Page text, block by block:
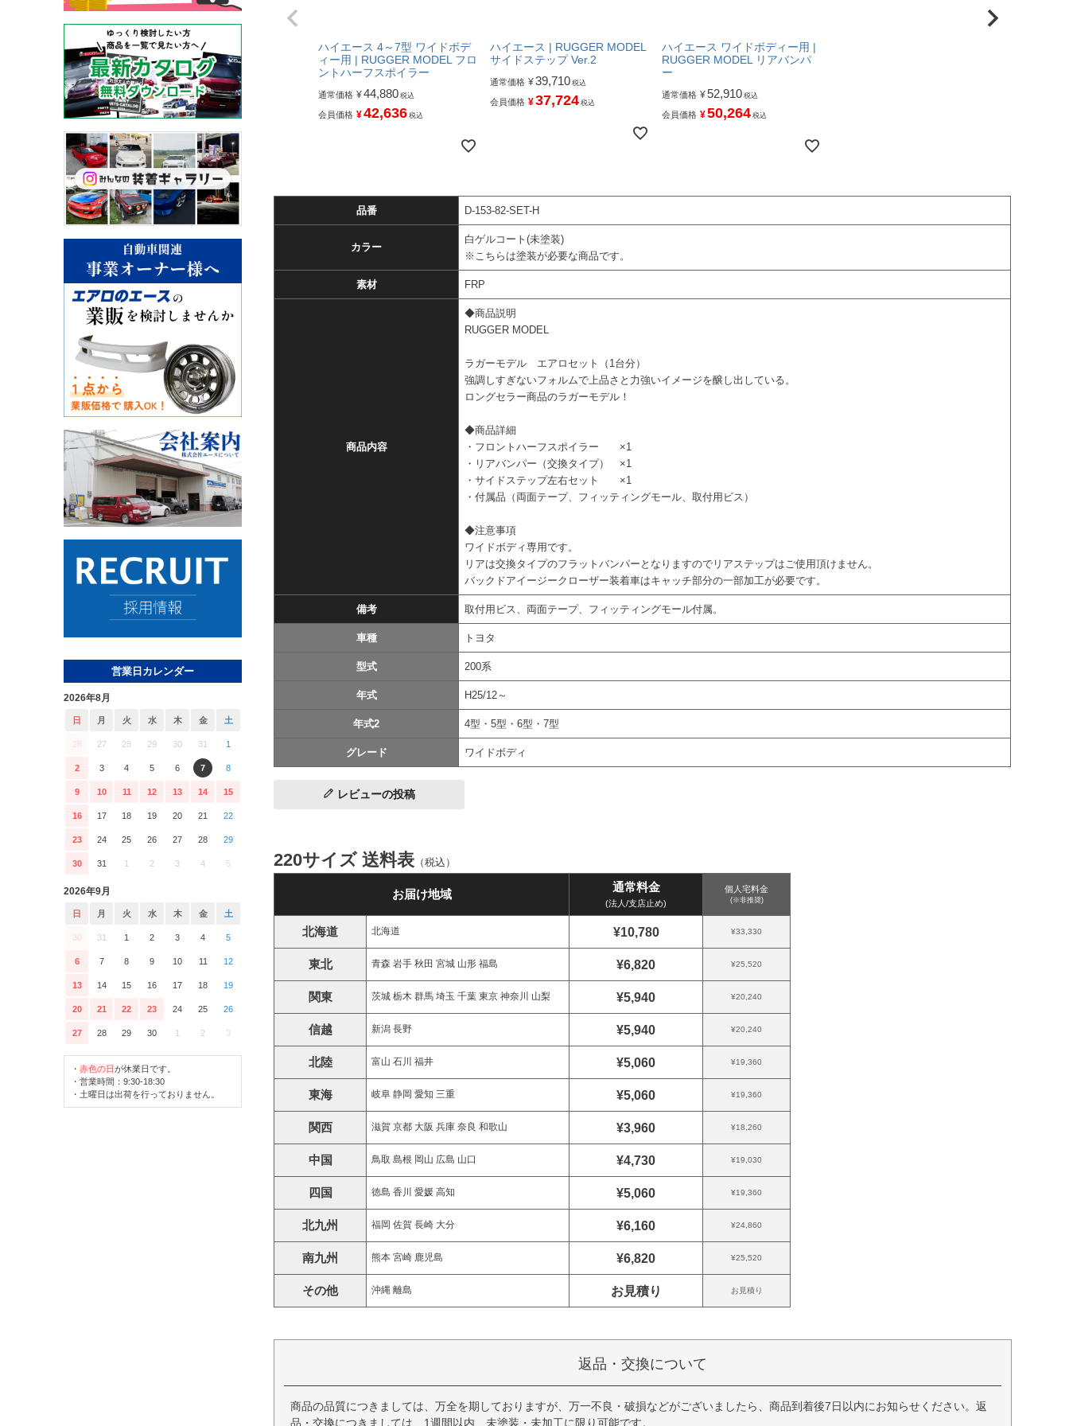
営業日カレンダー
2026年8月
日 月 火 水 木 金 土
26 27 28 29 30 31 1
2 3 4 5 6 7 8
9 10 11 12 13 14 15
16 17 18 19 20 21 22
23 24 25 26 27 28 29
30 31 1 2 3 4 5
2026年9月
日 月 火 水 木 金 土
30 31 1 2 3 4 5
6 7 8 9 10 11 12
13 14 15 16 17 18 19
20 21 22 23 24 25 26
27 28 29 30 1 2 3
・ 赤色の日が休業日です。
・営業時間：9:30-18:30
・土曜日は出荷を行っておりません。
ハイエース 4～7型 ワイドボデ
ィー用 | RUGGER MODEL フロ
ントハーフスポイラー
通常価格 ¥44,880 税込
会員価格 ¥42,636 税込
ハイエース | RUGGER MODEL
サイドステップ Ver.2
通常価格 ¥39,710 税込
会員価格 ¥37,724 税込
ハイエース ワイドボディー用 |
RUGGER MODEL リアバンパ
ー
通常価格 ¥52,910 税込
会員価格 ¥50,264 税込
品番 D-153-82-SET-H
カラー
白ゲルコート(未塗装)
※こちらは塗装が必要な商品です。
素材 FRP
商品内容
◆商品説明
RUGGER MODEL
ラガーモデル エアロセット（1台分）
強調しすぎないフォルムで上品さと力強いイメージを醸し出している。
ロングセラー商品のラガーモデル！
◆商品詳細
・フロントハーフスポイラー ×1
・リアバンパー（交換タイプ） ×1
・サイドステップ左右セット ×1
・付属品（両面テープ、フィッティングモール、取付用ビス）
◆注意事項
ワイドボディ専用です。
リアは交換タイプのフラットバンパーとなりますのでリアステップはご使用頂けません。
バックドアイージークローザー装着車はキャッチ部分の一部加工が必要です。
備考 取付用ビス、両面テープ、フィッティングモール付属。
車種 トヨタ
型式 200系
年式 H25/12～
年式2 4型・5型・6型・7型
グレード ワイドボディ
レビューの投稿
220サイズ 送料表 （税込）
お届け地域
通常料金
(法人/支店止め)
個人宅料金
(※非推奨)
北海道 北海道 ¥10,780 ¥33,330
東北 青森 岩手 秋田 宮城 山形 福島 ¥6,820 ¥25,520
関東 茨城 栃木 群馬 埼玉 千葉 東京 神奈川 山梨 ¥5,940 ¥20,240
信越 新潟 長野 ¥5,940 ¥20,240
北陸 富山 石川 福井 ¥5,060 ¥19,360
東海 岐阜 静岡 愛知 三重 ¥5,060 ¥19,360
関西 滋賀 京都 大阪 兵庫 奈良 和歌山 ¥3,960 ¥18,260
中国 鳥取 島根 岡山 広島 山口 ¥4,730 ¥19,030
四国 徳島 香川 愛媛 高知 ¥5,060 ¥19,360
北九州 福岡 佐賀 長崎 大分 ¥6,160 ¥24,860
南九州 熊本 宮崎 鹿児島 ¥6,820 ¥25,520
その他 沖縄 離島 お見積り お見積り
返品・交換について
商品の品質につきましては、万全を期しておりますが、万一不良・破損などがございましたら、商品到着後7日以内にお知らせください。返
品・交換につきましては、1週間以内、未塗装・未加工に限り可能です。